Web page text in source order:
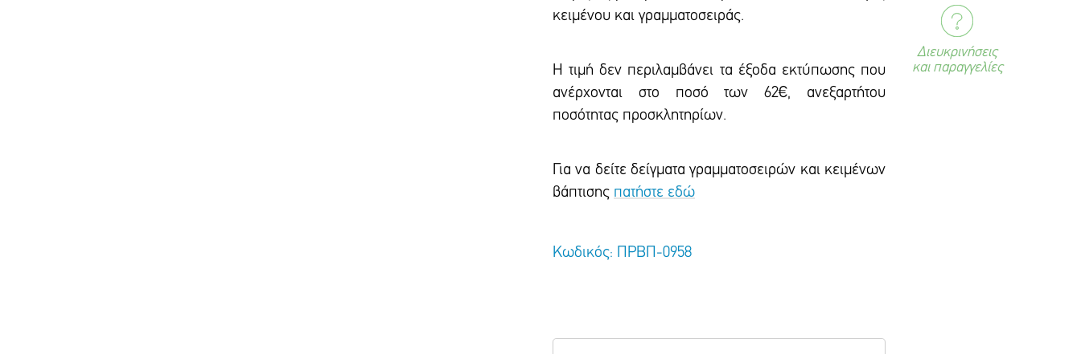
κειμένου και γραμματοσειράς.
Η τιμή δεν περιλαμβάνει τα έξοδα εκτύπωσης που
ανέρχονται στο ποσό των 62€, ανεξαρτήτου
ποσότητας προσκλητηρίων.
Για να δείτε δείγματα γραμματοσειρών και κειμένων
βάπτισης πατήστε εδώ
Κωδικός: ΠΡΒΠ-0958
Διευκρινήσεις
και παραγγελίες